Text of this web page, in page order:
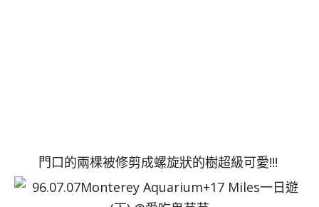
門口的兩棵被修剪成螺旋狀的樹超級可愛!!!